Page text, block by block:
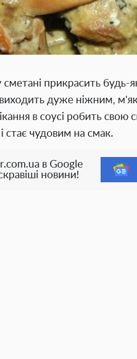
прикрасить будь-
виходить дуже ніжним,
в соусі робить свою
стає чудовим на смак.
в Google
новини!